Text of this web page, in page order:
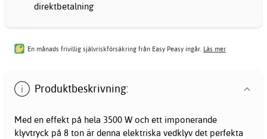
direktbetalning
En månads frivillig självriskförsäkring från Easy Peasy ingår. Läs mer
Produktbeskrivning:
Med en effekt på hela 3500 W och ett imponerande
klyvtryck på 8 ton är denna elektriska vedklyv det perfekta